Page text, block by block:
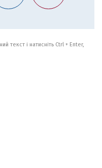
текст і натисніть Ctrl + Enter,